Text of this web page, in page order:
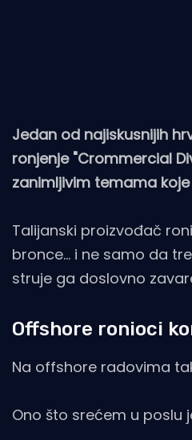
Jedan od najiskusnijih
ronjenje "Crommercial
zanimljivim temama
Talijanski proizvođač
bronce... i ne samo da
struje ga doslovno
Offshore ronioci
Na offshore radovima
Ono što srećem u poslu